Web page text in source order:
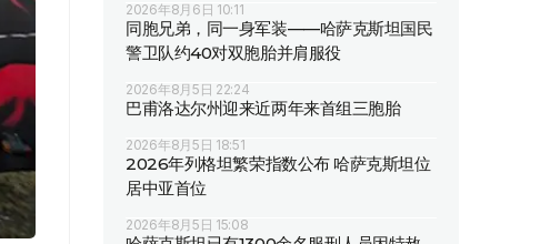
2026年8月6日 10:11
同胞兄弟，同一身军装——哈萨克斯坦国民
警卫队约40对双胞胎并肩服役
2026年8月5日 22:24
巴甫洛达尔州迎来近两年来首组三胞胎
2026年8月5日 18:51
2026年列格坦繁荣指数公布 哈萨克斯坦位
居中亚首位
2026年8月5日 15:08